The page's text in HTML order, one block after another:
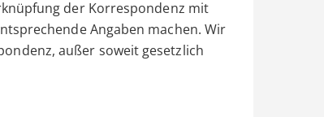
der Korrespondenz mit
Angaben machen. Wir
außer soweit gesetzlich